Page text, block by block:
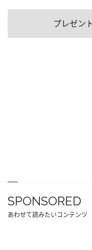
プレゼン
SPONSORED
あわせて読みたいコンテンツ